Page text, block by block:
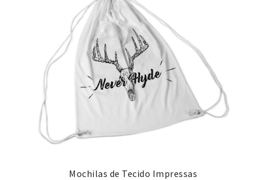
Mochilas de Tecido Impressas